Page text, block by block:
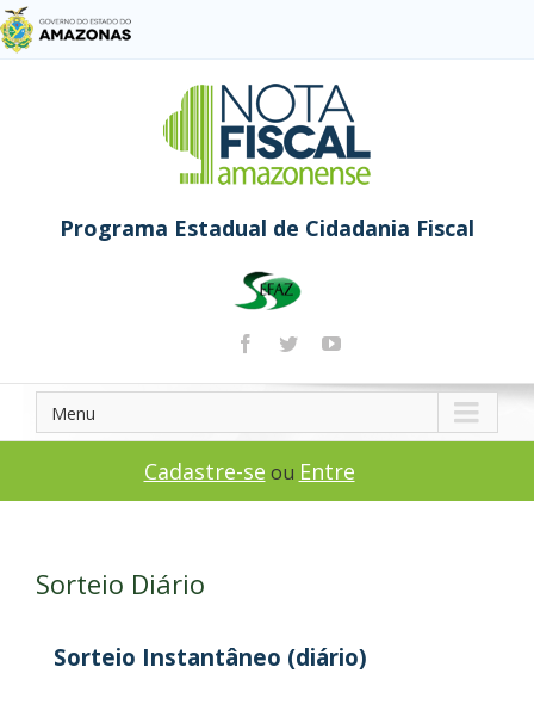
Programa Estadual de Cidadania Fiscal
Menu
Cadastre-se ou Entre
Sorteio Diário
Sorteio Instantâneo (diário)